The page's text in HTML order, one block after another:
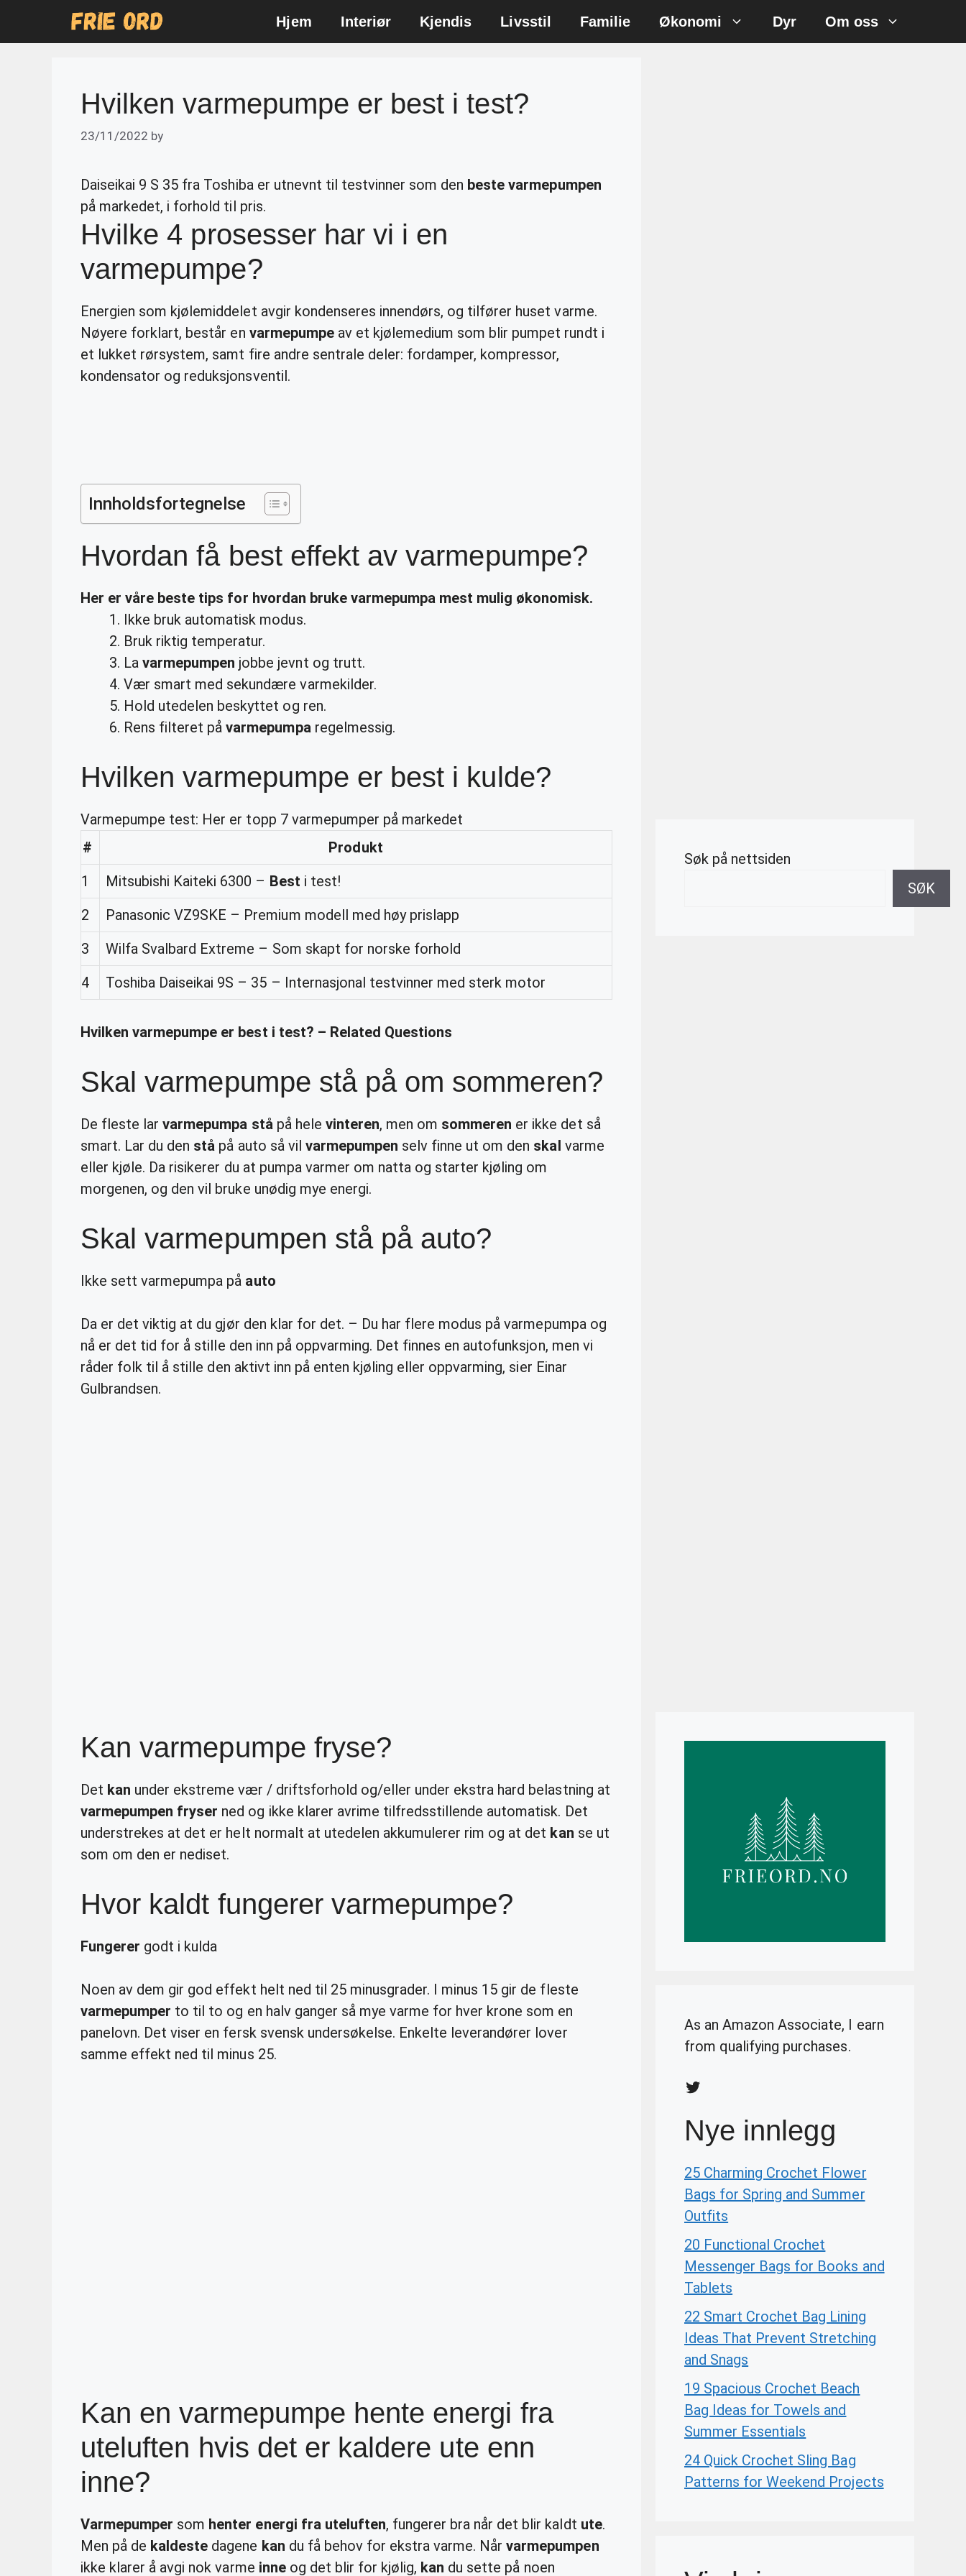
Hjem Interiør Kjendis Livsstil Familie Økonomi Dyr Om oss
Hvilken varmepumpe er best i test?
23/11/2022 by
Daiseikai 9 S 35 fra Toshiba er utnevnt til testvinner som den beste varmepumpen
på markedet, i forhold til pris.
Hvilke 4 prosesser har vi i en
varmepumpe?
Energien som kjølemiddelet avgir kondenseres innendørs, og tilfører huset varme.
Nøyere forklart, består en varmepumpeav et kjølemedium som blir pumpet rundt i
et lukket rørsystem, samt fire andre sentrale deler: fordamper, kompressor,
kondensator og reduksjonsventil.
Innholdsfortegnelse
Hvordan få best effekt av varmepumpe?
Her er våre beste tips for hvordan bruke varmepumpa mest mulig økonomisk.
Ikke bruk automatisk modus.
Bruk riktig temperatur.
Lavarmepumpen jobbe jevnt og trutt.
Vær smart med sekundære varmekilder.
Hold utedelen beskyttet og ren.
Rens filteret påvarmepumpa regelmessig.
Hvilken varmepumpe er best i kulde?
Varmepumpe test: Her er topp 7 varmepumper på markedet
#
Produkt
1
Mitsubishi Kaiteki 6300 – Best i test!
2
Panasonic VZ9SKE – Premium modell med høy prislapp
3
Wilfa Svalbard Extreme – Som skapt for norske forhold
4
Toshiba Daiseikai 9S – 35 – Internasjonal testvinner med sterk motor
Hvilken varmepumpe er best i test? – Related Questions
Skal varmepumpe stå på om sommeren?
De fleste larvarmepumpa stå på hele vinteren, men om sommeren er ikke det så
smart. Lar du den stå på auto så vil varmepumpen selv finne ut om den skal varme
eller kjøle. Da risikerer du at pumpa varmer om natta og starter kjøling om
morgenen, og den vil bruke unødig mye energi.
Skal varmepumpen stå på auto?
Ikke sett varmepumpa på auto
Da er det viktig at du gjør den klar for det. – Du har flere modus på varmepumpa og
nå er det tid for å stille den inn på oppvarming. Det finnes en autofunksjon, men vi
råder folk til å stille den aktivt inn på enten kjøling eller oppvarming, sier Einar
Gulbrandsen.
Kan varmepumpe fryse?
Det kan under ekstreme vær / driftsforhold og/eller under ekstra hard belastning at
varmepumpen fryser ned og ikke klarer avrime tilfredsstillende automatisk. Det
understrekes at det er helt normalt at utedelen akkumulerer rim og at det kan se ut
som om den er nediset.
Hvor kaldt fungerer varmepumpe?
Fungerer godt i kulda
Noen av dem gir god effekt helt ned til 25 minusgrader. I minus 15 gir de fleste
varmepumper to til to og en halv ganger så mye varme for hver krone som en
panelovn. Det viser en fersk svensk undersøkelse. Enkelte leverandører lover
samme effekt ned til minus 25.
Kan en varmepumpe hente energi fra
uteluften hvis det er kaldere ute enn
inne?
Varmepumper som henter energi fra uteluften, fungerer bra når det blir kaldt ute.
Men på de kaldeste dagene kan du få behov for ekstra varme. Nårvarmepumpen
ikke klarer å avgi nok varme inneog det blir for kjølig, kan du sette på noen
Søk på nettsiden
SØK
As an Amazon Associate, I earn
from qualifying purchases.
Twitter
Nye innlegg
25 Charming Crochet Flower
Bags for Spring and Summer
Outfits
20 Functional Crochet
Messenger Bags for Books and
Tablets
22 Smart Crochet Bag Lining
Ideas That Prevent Stretching
and Snags
19 Spacious Crochet Beach
Bag Ideas for Towels and
Summer Essentials
24 Quick Crochet Sling Bag
Patterns for Weekend Projects